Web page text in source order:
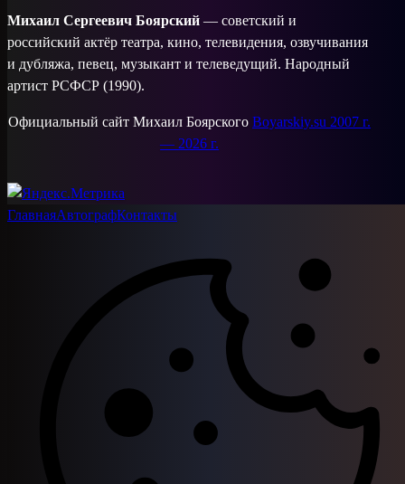
Михаил Сергеевич Боярский — советский и
российский актёр театра, кино, телевидения, озвучивания
и дубляжа, певец, музыкант и телеведущий. Народный
артист РСФСР (1990).
Официальный сайт Михаил БоярскогоBoyarskiy.su 2007 г.
— 2026 г.
ГлавнаяАвтографКонтакты